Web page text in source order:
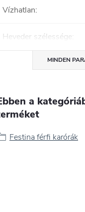
Vízhatlan:
Heveder szélessége:
MINDEN
a
Festina férfi karórák